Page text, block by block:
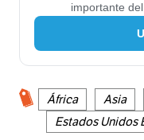
importante
África Asia
Estados Unidos